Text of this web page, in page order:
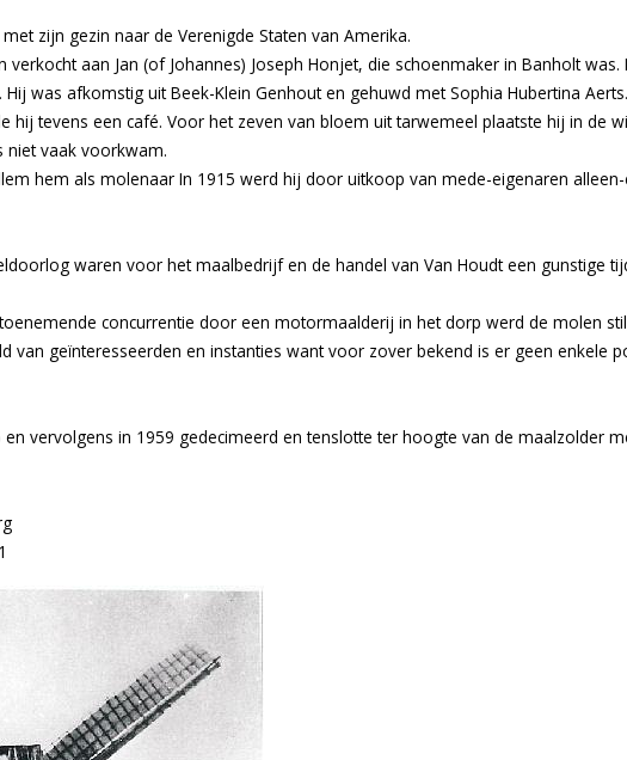
zijn gezin naar de Verenigde Staten van Amerika.
verkocht aan Jan (of Johannes) Joseph Honjet, die schoenmaker in Banholt
was afkomstig uit Beek-Klein Genhout en gehuwd met Sophia Hubertina
hij tevens een café. Voor het zeven van bloem uit tarwemeel plaatste hij in de
niet vaak voorkwam.
hem als molenaar In 1915 werd hij door uitkoop van mede-eigenaren
waren voor het maalbedrijf en de handel van Van Houdt een gunstige
concurrentie door een motormaalderij in het dorp werd de molen
van geïnteresseerden en instanties want voor zover bekend is er geen enkele
vervolgens in 1959 gedecimeerd en tenslotte ter hoogte van de maalzolder